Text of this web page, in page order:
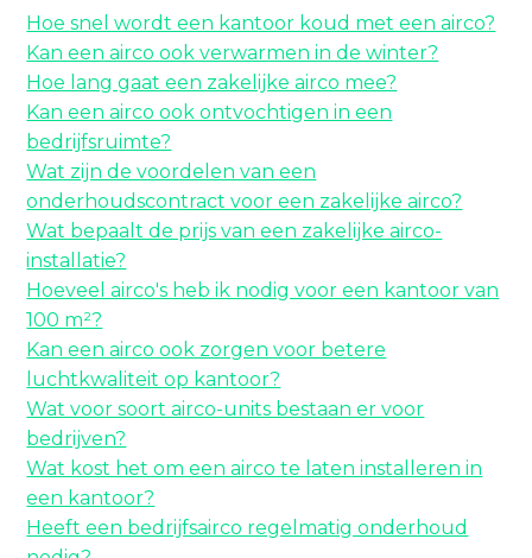
Hoe snel wordt een kantoor koud met een airco?
Kan een airco ook verwarmen in de winter?
Hoe lang gaat een zakelijke airco mee?
Kan een airco ook ontvochtigen in een
bedrijfsruimte?
Wat zijn de voordelen van een
onderhoudscontract voor een zakelijke airco?
Wat bepaalt de prijs van een zakelijke airco-
installatie?
Hoeveel airco's heb ik nodig voor een kantoor van
100 m²?
Kan een airco ook zorgen voor betere
luchtkwaliteit op kantoor?
Wat voor soort airco-units bestaan er voor
bedrijven?
Wat kost het om een airco te laten installeren in
een kantoor?
Heeft een bedrijfsairco regelmatig onderhoud